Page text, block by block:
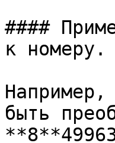
####
к номеру.
Например,
быть